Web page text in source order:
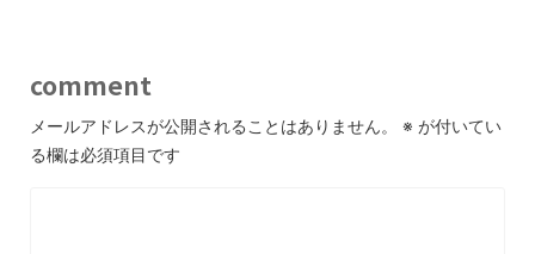
comment
メールアドレスが公開されることはありません。 ※ が付いてい
る欄は必須項目です